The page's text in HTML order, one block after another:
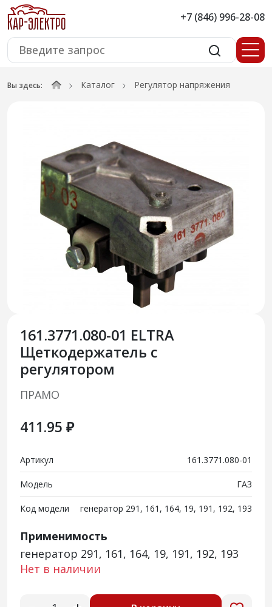
+7 (846) 996-28-08
Вы здесь: Каталог Регулятор напряжения
161.3771.080-01 ELTRA
Щеткодержатель с
регулятором
ПРАМО
411.95 ₽
Артикул 161.3771.080-01
Модель ГАЗ
Код модели генератор 291, 161, 164, 19, 191, 192, 193
Применимость
генератор 291, 161, 164, 19, 191, 192, 193
Нет в наличии